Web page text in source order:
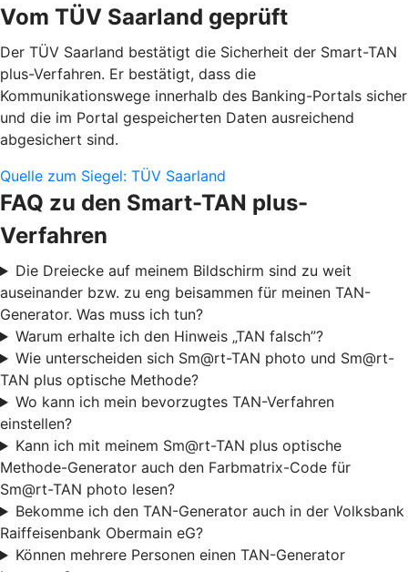
Vom TÜV Saarland geprüft
Der TÜV Saarland bestätigt die Sicherheit der Smart-TAN
plus-Verfahren. Er bestätigt, dass die
Kommunikationswege innerhalb des Banking-Portals sicher
und die im Portal gespeicherten Daten ausreichend
abgesichert sind.
Quelle zum Siegel: TÜV Saarland
FAQ zu den Smart-TAN plus-
Verfahren
Die Dreiecke auf meinem Bildschirm sind zu weit
auseinander bzw. zu eng beisammen für meinen TAN-
Generator. Was muss ich tun?
Warum erhalte ich den Hinweis „TAN falsch”?
Wie unterscheiden sich Sm@rt-TAN photo und Sm@rt-
TAN plus optische Methode?
Wo kann ich mein bevorzugtes TAN-Verfahren
einstellen?
Kann ich mit meinem Sm@rt-TAN plus optische
Methode-Generator auch den Farbmatrix-Code für
Sm@rt-TAN photo lesen?
Bekomme ich den TAN-Generator auch in der Volksbank
Raiffeisenbank Obermain eG?
Können mehrere Personen einen TAN-Generator